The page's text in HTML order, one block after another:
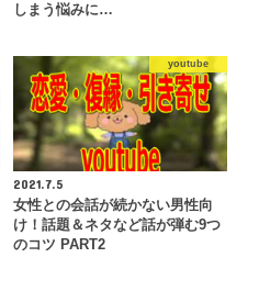
しまう悩みに…
youtube
2021.7.5
女性との会話が続かない男性向
け！話題＆ネタなど話が弾む9つ
のコツ PART2